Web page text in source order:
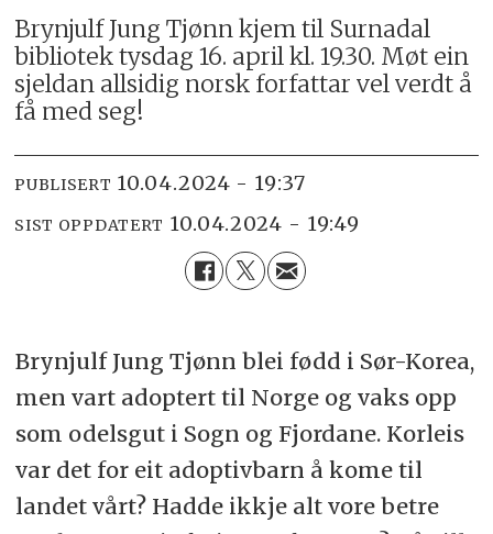
Brynjulf Jung Tjønn kjem til Surnadal
bibliotek tysdag 16. april kl. 19.30. Møt ein
sjeldan allsidig norsk forfattar vel verdt å
få med seg!
PUBLISERT 10.04.2024 - 19:37
SIST OPPDATERT 10.04.2024 - 19:49
Brynjulf Jung Tjønn blei fødd i Sør-Korea,
men vart adoptert til Norge og vaks opp
som odelsgut i Sogn og Fjordane. Korleis
var det for eit adoptivbarn å kome til
landet vårt? Hadde ikkje alt vore betre